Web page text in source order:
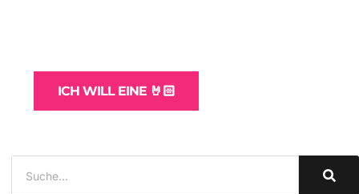
ICH WILL EINE 🤘🏻